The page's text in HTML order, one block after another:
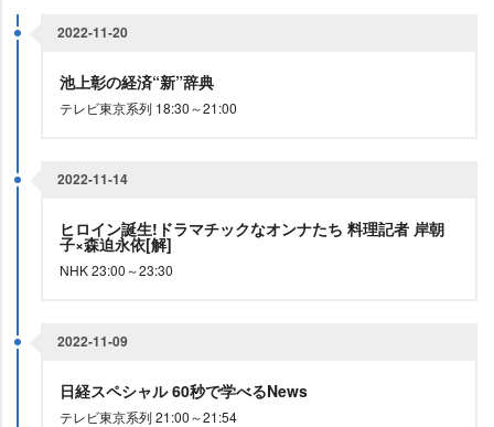
2022-11-20
池上彰の経済“新”辞典
テレビ東京系列 18:30～21:00
2022-11-14
ヒロイン誕生!ドラマチックなオンナたち 料理記者 岸朝
子×森迫永依[解]
NHK 23:00～23:30
2022-11-09
日経スペシャル 60秒で学べるNews
テレビ東京系列 21:00～21:54